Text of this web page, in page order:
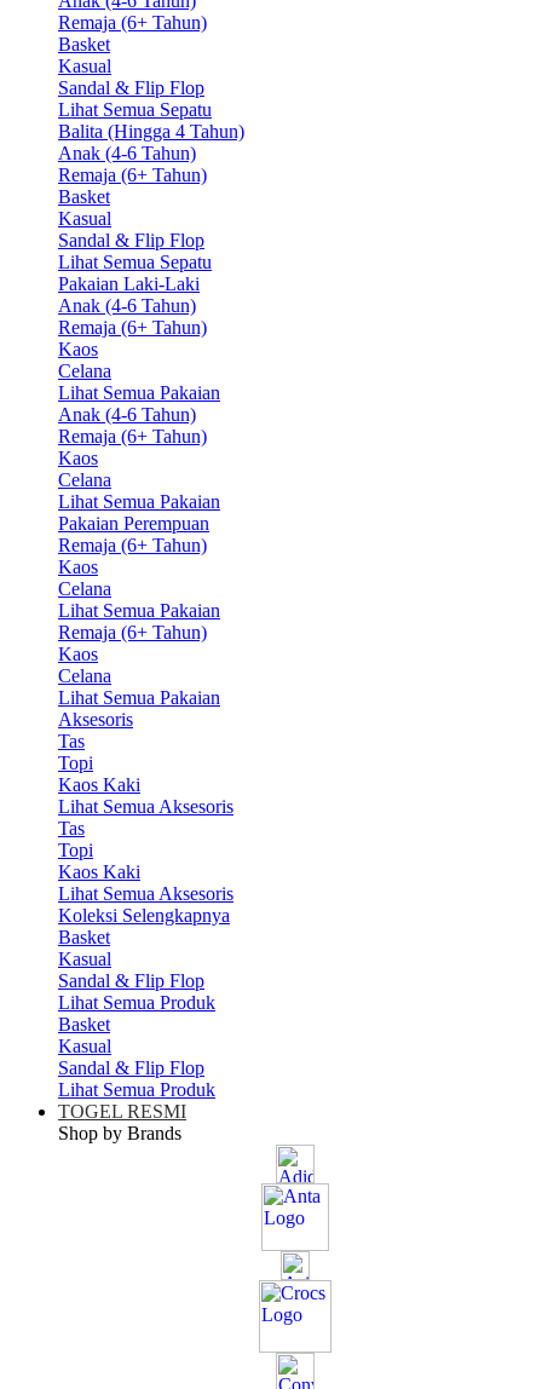
Remaja (6+ Tahun)
Basket
Kasual
Sandal & Flip Flop
Lihat Semua Sepatu
Balita (Hingga 4 Tahun)
Anak (4-6 Tahun)
Remaja (6+ Tahun)
Basket
Kasual
Sandal & Flip Flop
Lihat Semua Sepatu
Pakaian Laki-Laki
Anak (4-6 Tahun)
Remaja (6+ Tahun)
Kaos
Celana
Lihat Semua Pakaian
Anak (4-6 Tahun)
Remaja (6+ Tahun)
Kaos
Celana
Lihat Semua Pakaian
Pakaian Perempuan
Remaja (6+ Tahun)
Kaos
Celana
Lihat Semua Pakaian
Remaja (6+ Tahun)
Kaos
Celana
Lihat Semua Pakaian
Aksesoris
Tas
Topi
Kaos Kaki
Lihat Semua Aksesoris
Tas
Topi
Kaos Kaki
Lihat Semua Aksesoris
Koleksi Selengkapnya
Basket
Kasual
Sandal & Flip Flop
Lihat Semua Produk
Basket
Kasual
Sandal & Flip Flop
Lihat Semua Produk
TOGEL RESMI
Shop by Brands